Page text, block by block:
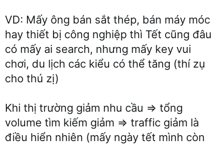
VD: Mấy ông bán sắt thép, bán máy móc
hay thiết bị công nghiệp thì Tết cũng đâu
có mấy ai search, nhưng mấy key vui
chơi, du lịch các kiểu có thể tăng (thí zụ
cho thú zị)
Khi thị trường giảm nhu cầu => tổng
volume tìm kiếm giảm => traffic giảm là
điều hiển nhiên (mấy ngày tết mình còn